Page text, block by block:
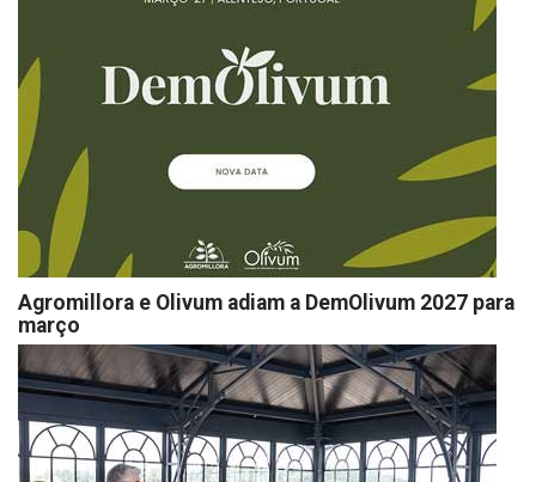
Agromillora e Olivum adiam a DemOlivum 2027 para
março